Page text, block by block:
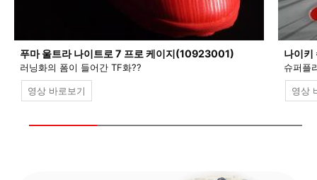
푸마 울트라 나이트로 7 프로 케이지(10923001)
러닝화의 폼이 들어간 TF화??
영상 바로보기
나이
슈퍼플
영상